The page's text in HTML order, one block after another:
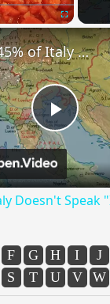
Fullscreen
Play
Why 45% of Italy Doesn't Speak "Italian"
Doesn't Speak
F G H I J
S T U V W